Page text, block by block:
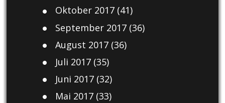
Oktober 2017(41)
September 2017(36)
August 2017(36)
Juli 2017(35)
Juni 2017(32)
Mai 2017(33)